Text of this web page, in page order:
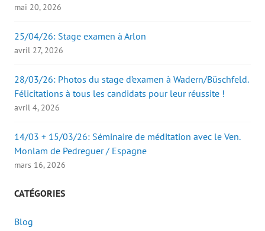
mai 20, 2026
25/04/26: Stage examen à Arlon
avril 27, 2026
28/03/26: Photos du stage d’examen à Wadern/Büschfeld.
Félicitations à tous les candidats pour leur réussite !
avril 4, 2026
14/03 + 15/03/26: Séminaire de méditation avec le Ven.
Monlam de Pedreguer / Espagne
mars 16, 2026
CATÉGORIES
Blog